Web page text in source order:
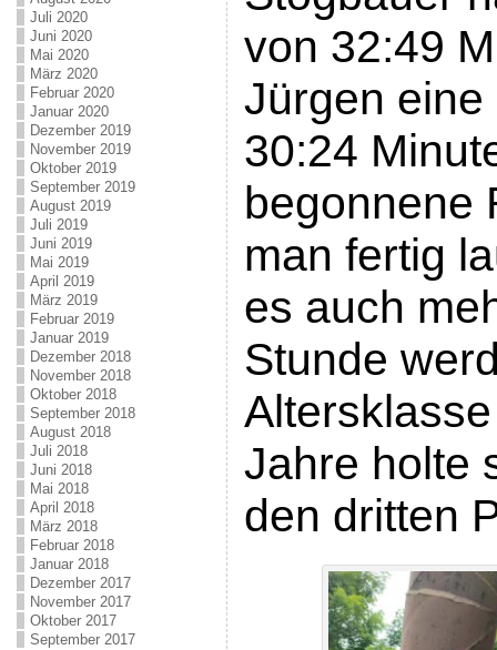
Juli 2020
Juni 2020
Mai 2020
März 2020
Februar 2020
Januar 2020
Dezember 2019
November 2019
Oktober 2019
September 2019
August 2019
Juli 2019
Juni 2019
Mai 2019
April 2019
März 2019
Februar 2019
Januar 2019
Dezember 2018
November 2018
Oktober 2018
September 2018
August 2018
Juli 2018
Juni 2018
Mai 2018
April 2018
März 2018
Februar 2018
Januar 2018
Dezember 2017
November 2017
Oktober 2017
September 2017
von 32:49
Jürgen
30:24
begonnene
man fertig
es auch
Stunde
Jahre holte
den dritten